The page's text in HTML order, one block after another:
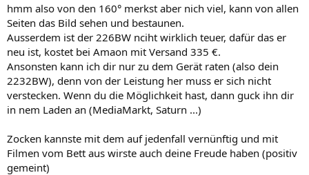
hmm also von den 160° merkst aber nich viel, kann von allen
Seiten das Bild sehen und bestaunen.
Ausserdem ist der 226BW nciht wirklich teuer, dafür das er
neu ist, kostet bei Amaon mit Versand 335 €.
Ansonsten kann ich dir nur zu dem Gerät raten (also dein
2232BW), denn von der Leistung her muss er sich nicht
verstecken. Wenn du die Möglichkeit hast, dann guck ihn dir
in nem Laden an (MediaMarkt, Saturn ...)
Zocken kannste mit dem auf jedenfall vernünftig und mit
Filmen vom Bett aus wirste auch deine Freude haben (positiv
gemeint)